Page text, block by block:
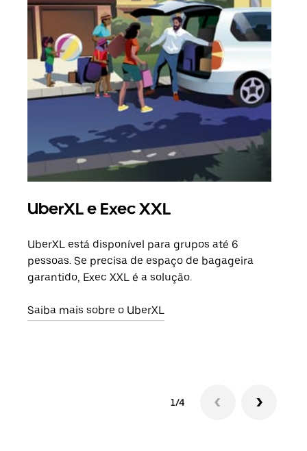
UberXL e Exec XXL
UberXL está disponível para grupos até 6
pessoas. Se precisa de espaço de bagageira
garantido, Exec XXL é a solução.
Saiba mais sobre o UberXL
1/4